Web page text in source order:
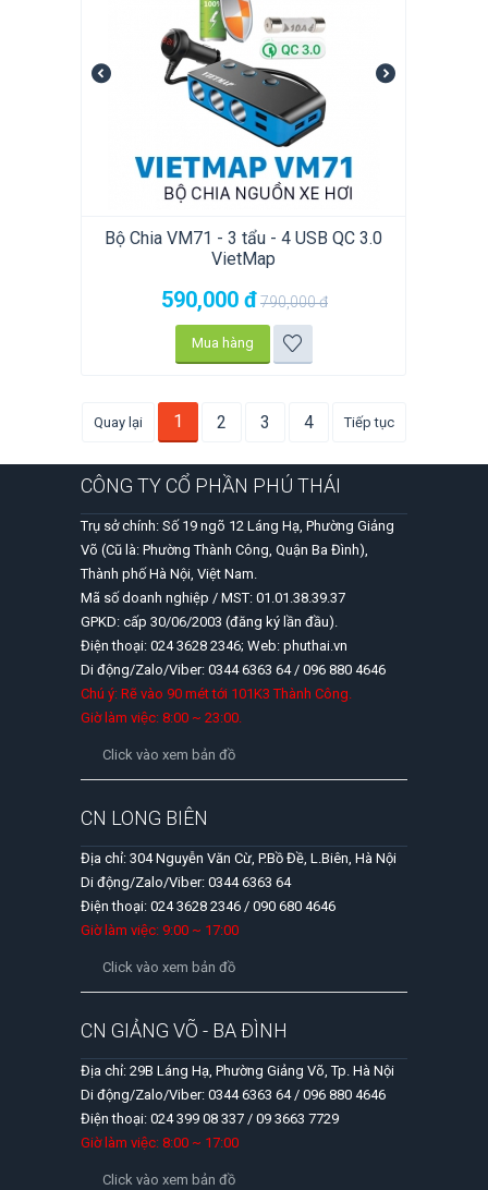
Bộ Chia VM71 - 3 tẩu - 4 USB QC 3.0
VietMap
590,000 đ790,000đ
Mua hàng
Quay lại 1 2 3 4 Tiếp tục
CÔNG TY CỔ PHẦN PHÚ THÁI
Trụ sở chính: Số 19 ngõ 12 Láng Hạ, Phường Giảng
Võ (Cũ là: Phường Thành Công, Quận Ba Đình),
Thành phố Hà Nội, Việt Nam.
Mã số doanh nghiệp / MST: 01.01.38.39.37
GPKD: cấp 30/06/2003 (đăng ký lần đầu).
Điện thoại: 024 3628 2346; Web: phuthai.vn
Di động/Zalo/Viber: 0344 6363 64 / 096 880 4646
Chú ý: Rẽ vào 90 mét tới 101K3 Thành Công.
Giờ làm việc: 8:00 ~ 23:00.
Click vào xem bản đồ
CN LONG BIÊN
Địa chỉ: 304 Nguyễn Văn Cừ, P.Bồ Đề, L.Biên, Hà Nội
Di động/Zalo/Viber: 0344 6363 64
Điện thoại: 024 3628 2346 / 090 680 4646
Giờ làm việc: 9:00 ~ 17:00
Click vào xem bản đồ
CN GIẢNG VÕ - BA ĐÌNH
Địa chỉ: 29B Láng Hạ, Phường Giảng Võ, Tp. Hà Nội
Di động/Zalo/Viber: 0344 6363 64 / 096 880 4646
Điện thoại: 024 399 08 337 / 09 3663 7729
Giờ làm việc: 8:00 ~ 17:00
Click vào xem bản đồ